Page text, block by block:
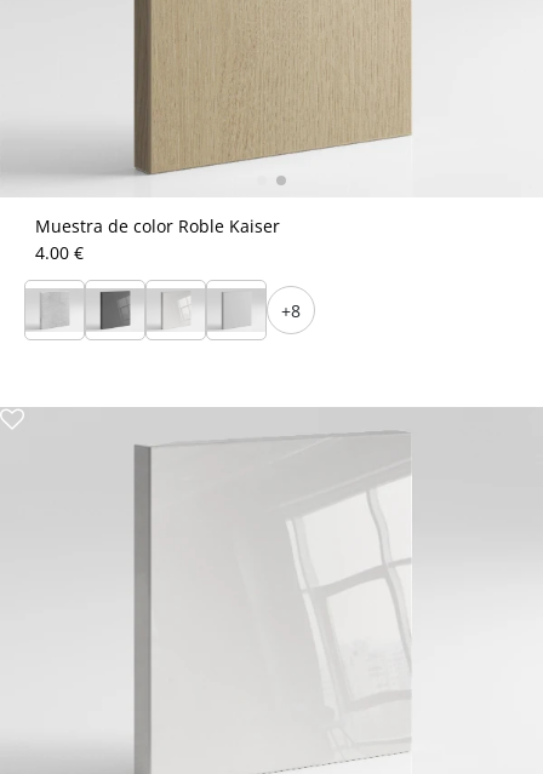
Muestra de color Roble Kaiser
4.00 €
+8